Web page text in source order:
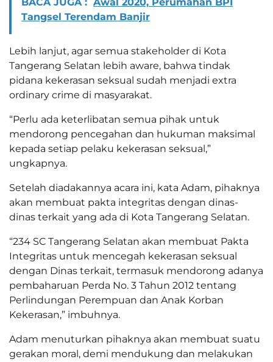
BACA JUGA : Awal 2020, Perumahan BPI
Tangsel Terendam Banjir
Lebih lanjut, agar semua stakeholder di Kota
Tangerang Selatan lebih aware, bahwa tindak
pidana kekerasan seksual sudah menjadi extra
ordinary crime di masyarakat.
“Perlu ada keterlibatan semua pihak untuk
mendorong pencegahan dan hukuman maksimal
kepada setiap pelaku kekerasan seksual,”
ungkapnya.
Setelah diadakannya acara ini, kata Adam, pihaknya
akan membuat pakta integritas dengan dinas-
dinas terkait yang ada di Kota Tangerang Selatan.
“234 SC Tangerang Selatan akan membuat Pakta
Integritas untuk mencegah kekerasan seksual
dengan Dinas terkait, termasuk mendorong adanya
pembaharuan Perda No. 3 Tahun 2012 tentang
Perlindungan Perempuan dan Anak Korban
Kekerasan,” imbuhnya.
Adam menuturkan pihaknya akan membuat suatu
gerakan moral, demi mendukung dan melakukan